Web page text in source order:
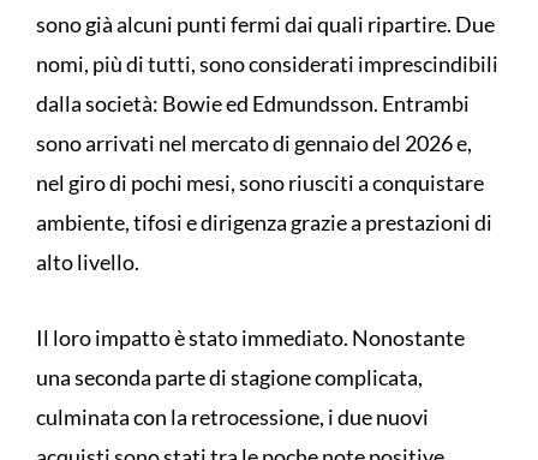
sono già alcuni punti fermi dai quali ripartire. Due
nomi, più di tutti, sono considerati imprescindibili
dalla società: Bowie ed Edmundsson. Entrambi
sono arrivati nel mercato di gennaio del 2026 e,
nel giro di pochi mesi, sono riusciti a conquistare
ambiente, tifosi e dirigenza grazie a prestazioni di
alto livello.
Il loro impatto è stato immediato. Nonostante
una seconda parte di stagione complicata,
culminata con la retrocessione, i due nuovi